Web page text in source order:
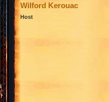
Wilford Kerouac
Host